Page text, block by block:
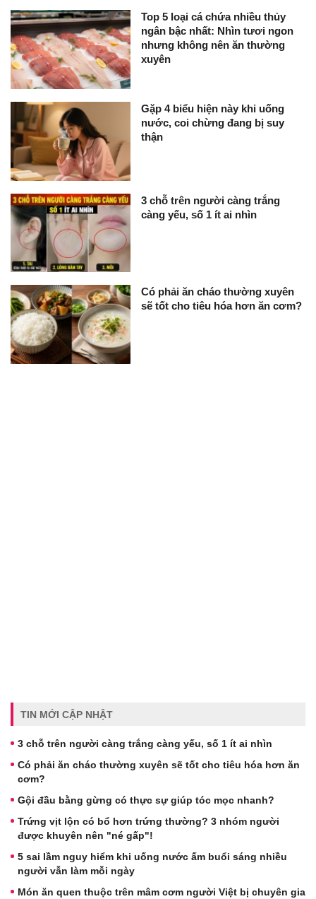
Top 5 loại cá chứa nhiều thủy
ngân bậc nhất: Nhìn tươi ngon
nhưng không nên ăn thường
xuyên
Gặp 4 biểu hiện này khi uống
nước, coi chừng đang bị suy
thận
3 chỗ trên người càng trắng
càng yếu, số 1 ít ai nhìn
Có phải ăn cháo thường xuyên
sẽ tốt cho tiêu hóa hơn ăn cơm?
TIN MỚI CẬP NHẬT
3 chỗ trên người càng trắng càng yếu, số 1 ít ai nhìn
Có phải ăn cháo thường xuyên sẽ tốt cho tiêu hóa hơn ăn
cơm?
Gội đầu bằng gừng có thực sự giúp tóc mọc nhanh?
Trứng vịt lộn có bổ hơn trứng thường? 3 nhóm người
được khuyên nên "né gấp"!
5 sai lầm nguy hiểm khi uống nước ấm buổi sáng nhiều
người vẫn làm mỗi ngày
Món ăn quen thuộc trên mâm cơm người Việt bị chuyên gia